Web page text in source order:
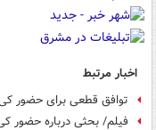
اخبار مرتبط
توافق قطعی برای حضور
فیلم/ بحثی درباره